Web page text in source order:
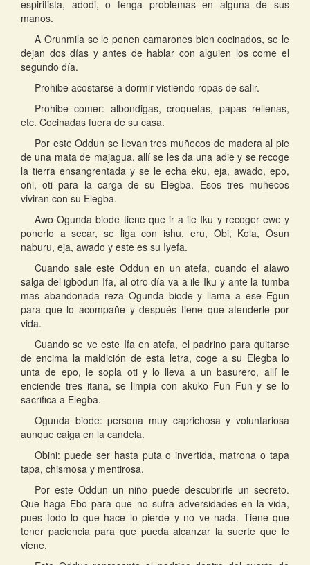
espiritista, adodi, o tenga problemas en alguna de sus
manos.
A Orunmila se le ponen camarones bien cocinados, se le
dejan dos días y antes de hablar con alguien los come el
segundo día.
Prohibe acostarse a dormir vistiendo ropas de salir.
Prohibe comer: albondigas, croquetas, papas rellenas,
etc. Cocinadas fuera de su casa.
Por este Oddun se llevan tres muñecos de madera al pie
de una mata de majagua, allí se les da una adie y se recoge
la tierra ensangrentada y se le echa eku, eja, awado, epo,
oñi, oti para la carga de su Elegba. Esos tres muñecos
viviran con su Elegba.
Awo Ogunda biode tiene que ir a ile Iku y recoger ewe y
ponerlo a secar, se liga con ishu, eru, Obi, Kola, Osun
naburu, eja, awado y este es su Iyefa.
Cuando sale este Oddun en un atefa, cuando el alawo
salga del igbodun Ifa, al otro día va a ile Iku y ante la tumba
mas abandonada reza Ogunda biode y llama a ese Egun
para que lo acompañe y después tiene que atenderle por
vida.
Cuando se ve este Ifa en atefa, el padrino para quitarse
de encima la maldición de esta letra, coge a su Elegba lo
unta de epo, le sopla oti y lo lleva a un basurero, allí le
enciende tres itana, se limpia con akuko Fun Fun y se lo
sacrifica a Elegba.
Ogunda biode: persona muy caprichosa y voluntariosa
aunque caiga en la candela.
Obini: puede ser hasta puta o invertida, matrona o tapa
tapa, chismosa y mentirosa.
Por este Oddun un niño puede descubrirle un secreto.
Que haga Ebo para que no sufra adversidades en la vida,
pues todo lo que hace lo pierde y no ve nada. Tiene que
tener paciencia para que pueda alcanzar la suerte que le
viene.